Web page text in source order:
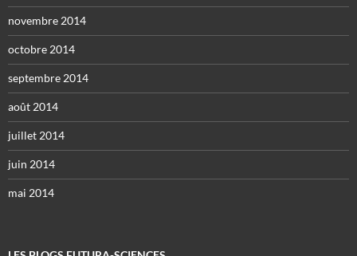
novembre 2014
octobre 2014
septembre 2014
août 2014
juillet 2014
juin 2014
mai 2014